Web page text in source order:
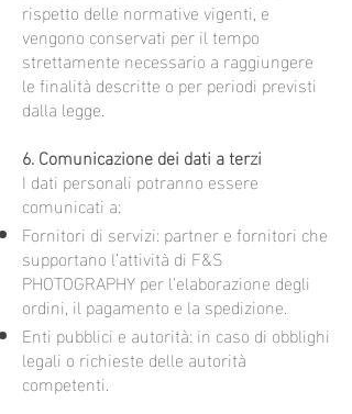
rispetto delle normative vigenti, e
vengono conservati per il tempo
strettamente necessario a raggiungere
le finalità descritte o per periodi previsti
dalla legge.
6. Comunicazione dei dati a terzi
I dati personali potranno essere
comunicati a:
Fornitori di servizi: partner e fornitori che
supportano l’attività di F&S
PHOTOGRAPHY per l’elaborazione degli
ordini, il pagamento e la spedizione.
Enti pubblici e autorità: in caso di obblighi
legali o richieste delle autorità
competenti.